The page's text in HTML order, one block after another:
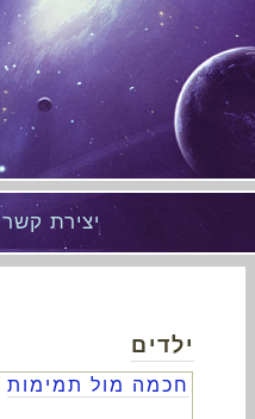
יצירת קשר
ילדים
חכמה מול תמימות